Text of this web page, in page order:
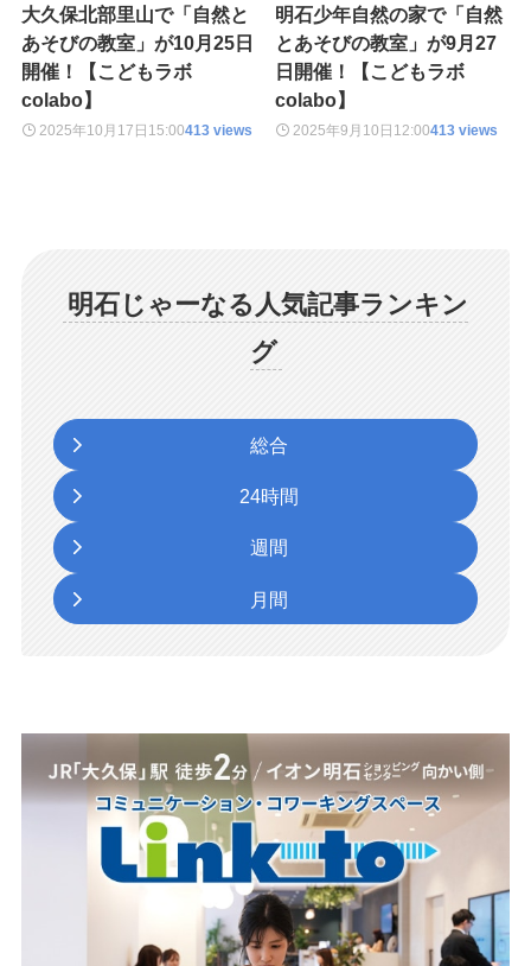
大久保北部里山で「自然と
あそびの教室」が10月25日
開催！【こどもラボ
colabo】
2025年10月17日 15:00413 views
明石少年自然の家で「自然
とあそびの教室」が9月27
日開催！【こどもラボ
colabo】
2025年9月10日 12:00413 views
明石じゃーなる人気記事ランキン
グ
総合
24時間
週間
月間